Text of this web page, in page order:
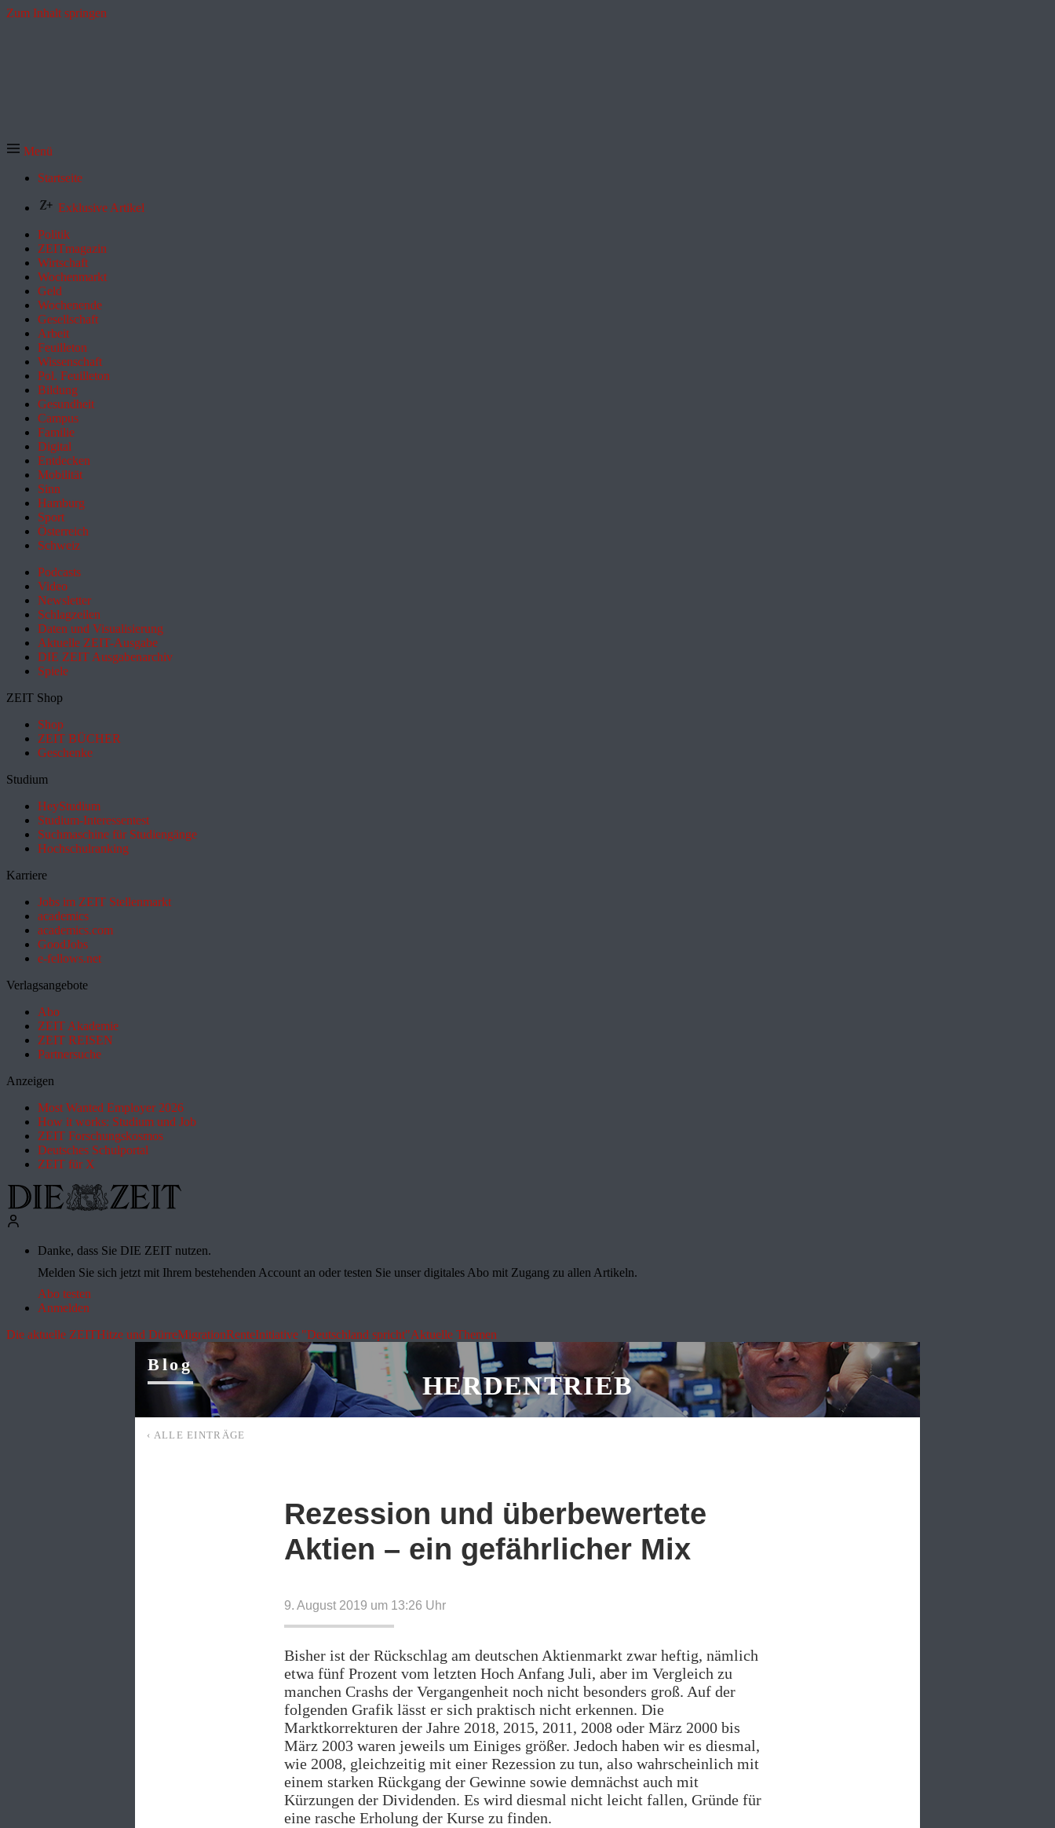
Zum Inhalt springen
Menü
Startseite
Exklusive Artikel
Politik
ZEITmagazin
Wirtschaft
Wochenmarkt
Geld
Wochenende
Gesellschaft
Arbeit
Feuilleton
Wissenschaft
Pol. Feuilleton
Bildung
Gesundheit
Campus
Familie
Digital
Entdecken
Mobilität
Sinn
Hamburg
Sport
Österreich
Schweiz
Podcasts
Video
Newsletter
Schlagzeilen
Daten und Visualisierung
Aktuelle ZEIT-Ausgabe
DIE ZEIT Ausgabenarchiv
Spiele
ZEIT Shop
Shop
ZEIT BÜCHER
Geschenke
Studium
HeyStudium
Studium-Interessentest
Suchmaschine für Studiengänge
Hochschulranking
Karriere
Jobs im ZEIT Stellenmarkt
academics
academics.com
GoodJobs
e-fellows.net
Verlagsangebote
Abo
ZEIT Akademie
ZEIT REISEN
Partnersuche
Anzeigen
Most Wanted Employer 2026
How it works: Studium und Job
ZEIT Forschungskosmos
Deutsches Schulportal
ZEIT für X
Danke, dass Sie DIE ZEIT nutzen.
Melden Sie sich jetzt mit Ihrem bestehenden Account an oder testen Sie unser digitales Abo mit Zugang zu allen Artikeln.
Abo testen
Anmelden
Die aktuelle ZEITHitze und DürreMigrationRenteInitiative "Deutschland spricht"Aktuelle Themen
Blog
HERDENTRIEB
‹ ALLE EINTRÄGE
Rezession und überbewertete
Aktien – ein gefährlicher Mix
9. August 2019 um 13:26 Uhr
Bisher ist der Rückschlag am deutschen Aktienmarkt zwar heftig, nämlich
etwa fünf Prozent vom letzten Hoch Anfang Juli, aber im Vergleich zu
manchen Crashs der Vergangenheit noch nicht besonders groß. Auf der
folgenden Grafik lässt er sich praktisch nicht erkennen. Die
Marktkorrekturen der Jahre 2018, 2015, 2011, 2008 oder März 2000 bis
März 2003 waren jeweils um Einiges größer. Jedoch haben wir es diesmal,
wie 2008, gleichzeitig mit einer Rezession zu tun, also wahrscheinlich mit
einem starken Rückgang der Gewinne sowie demnächst auch mit
Kürzungen der Dividenden. Es wird diesmal nicht leicht fallen, Gründe für
eine rasche Erholung der Kurse zu finden.